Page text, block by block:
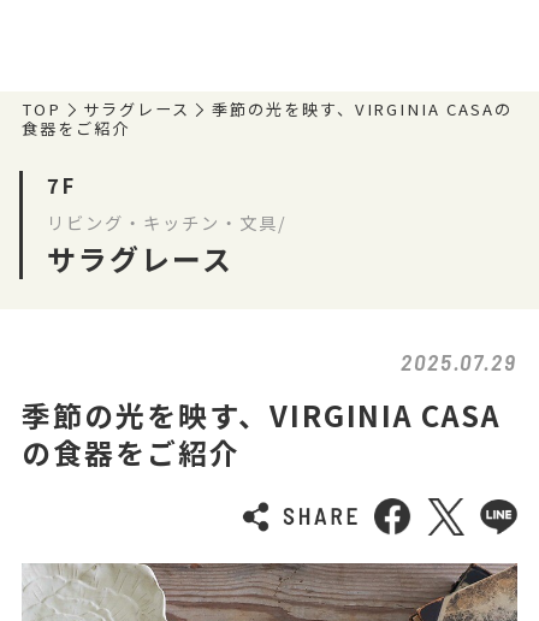
TOP サラグレース
季節の光を映す、VIRGINIA CASAの
食器をご紹介
7F
リビング・キッチン・文具/
サラグレース
2025.07.29
季節の光を映す、VIRGINIA CASA
の食器をご紹介